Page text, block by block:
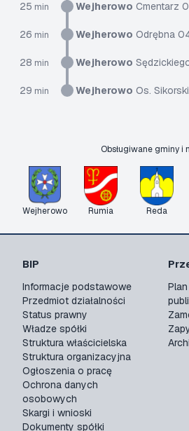
25 min Wejherowo Cmentarz
26 min Wejherowo Odrębna
28 min Wejherowo
29 min Wejherowo Os.
Obsługiwane gminy i
Wejherowo Rumia Reda
BIP
Informacje podstawowe
Przedmiot działalności
Status prawny
Władze spółki
Struktura właścicielska
Struktura organizacyjna
Ogłoszenia o pracę
Ochrona danych
osobowych
Skargi i wnioski
Dokumenty spółki